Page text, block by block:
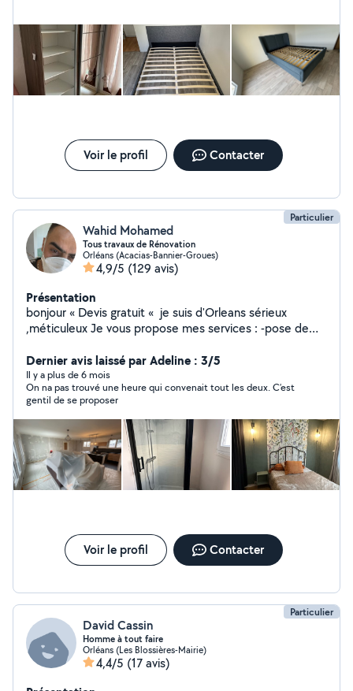
Voir le profil Contacter
Particulier
Wahid Mohamed
Tous travaux de Rénovation
Orléans (Acacias-Bannier-Groues)
4,9/5 (129 avis)
Présentation
bonjour « Devis gratuit « je suis d'Orleans sérieux
,méticuleux Je vous propose mes services : -pose de
/papier peint -placo/bande/ -bricolage en tout genre -
pose du parquet bois et pvc -dépannage en plomberie
Je suis équipé j'ai tout ce qu'il faut comme outils Si vous
avez besoin de quoi que ce soit ,n'hésitez pas . A très
bientôt.
Dernier avis laissé par Adeline : 3/5
Il y a plus de 6 mois
On na pas trouvé une heure qui convenait tout les deux. C’est
gentil de se proposer
Voir le profil Contacter
Particulier
David Cassin
Homme à tout faire
Orléans (Les Blossières-Mairie)
4,4/5 (17 avis)